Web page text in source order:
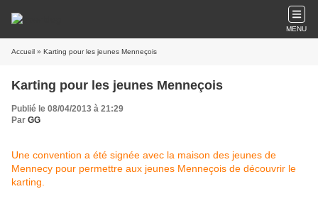
MENU
Accueil » Karting pour les jeunes Menneçois
Karting pour les jeunes Menneçois
Publié le 08/04/2013 à 21:29
Par GG
Une convention a été signée avec la maison des jeunes de
Mennecy pour permettre aux jeunes Menneçois de découvrir le
karting.